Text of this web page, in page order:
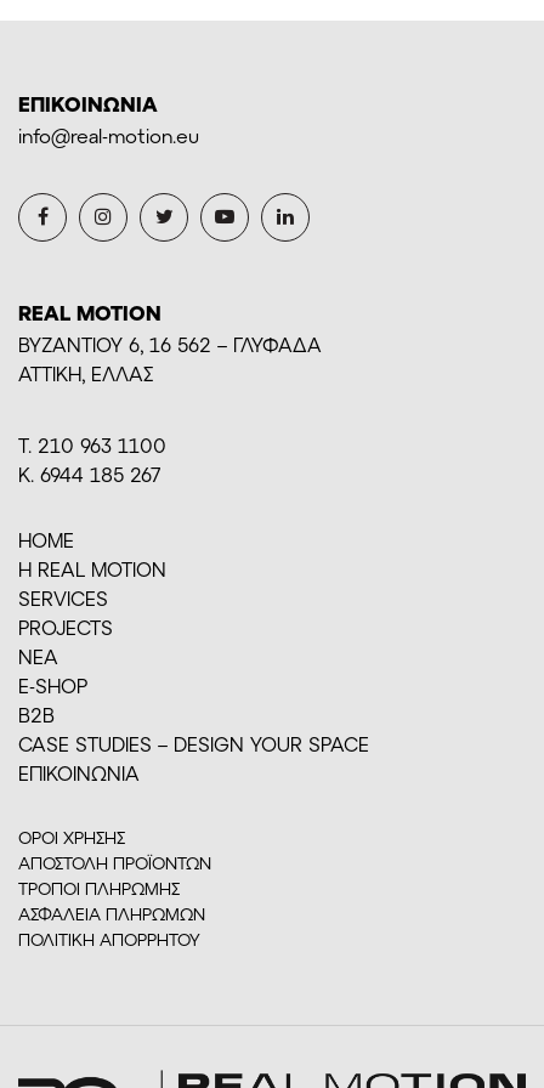
ΕΠΙΚΟΙΝΩΝΙΑ
info@real-motion.eu
REAL MOTION
BYZANTIOY 6, 16 562 – ΓΛΥΦΑΔΑ
ΑΤΤΙΚΗ, ΕΛΛΑΣ
Τ. 210 963 1100
Κ. 6944 185 267
HOME
H REAL MOTION
SERVICES
PROJECTS
ΝΕΑ
E-SHOP
Β2Β
CASE STUDIES – DESIGN YOUR SPACE
ΕΠΙΚΟΙΝΩΝΙΑ
ΟΡΟΙ ΧΡΗΣΗΣ
ΑΠΟΣΤΟΛΗ ΠΡΟΪΟΝΤΩΝ
ΤΡΟΠΟΙ ΠΛΗΡΩΜΗΣ
ΑΣΦΑΛΕΙΑ ΠΛΗΡΩΜΩΝ
ΠΟΛΙΤΙΚΗ ΑΠΟΡΡΗΤΟΥ